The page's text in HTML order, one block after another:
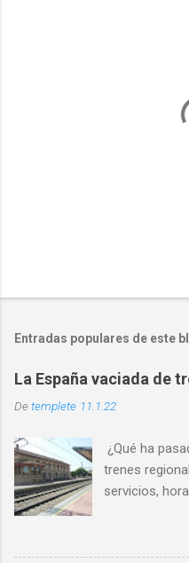
l
c
a
r
c
o
m
e
n
Entradas populares de este
La España vaciada de
Detemplete 11.1.22
¿Qué ha
trenes
servicios,
PASO 1:
horarios ✅